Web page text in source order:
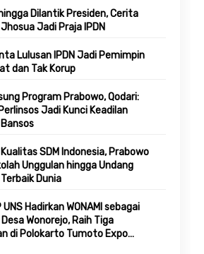
Dilantik Presiden, Cerita
Jadi Praja IPDN
Lulusan IPDN Jadi Pemimpin
dan Tak Korup
Program Prabowo, Qodari:
Jadi Kunci Keadilan
SDM Indonesia, Prabowo
Unggulan hingga Undang
Dunia
UNS Hadirkan WONAMI sebagai
Wonorejo, Raih Tiga
di Polokarto Tumoto Expo